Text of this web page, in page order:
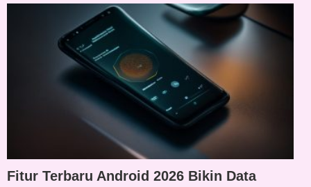
Fitur Terbaru Android 2026 Bikin Data